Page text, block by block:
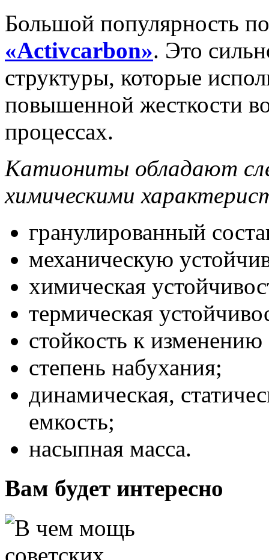
Большой популярность
«Activcarbon». Это
структуры, которые
повышенной жесткости
процессах.
Катиониты обладают
химическими
гранулированный
механическую
химическая
термическая
стойкость к
степень набухания;
динамическая,
емкость;
насыпная масса.
Вам будет интересно